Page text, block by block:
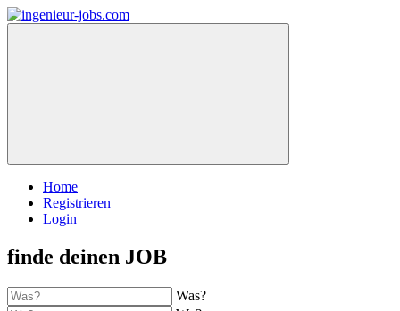
Home
Registrieren
Login
finde deinen JOB
Was?